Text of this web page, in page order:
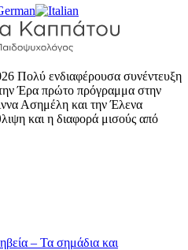
Ψυχολόγος –
Πολύ ενδιαφέρουσα συνέντευξη
Έρα πρώτο πρόγραμμα στην
Ασημέλη και την Έλενα
και η διαφορά μισούς από
– Τα σημάδια και